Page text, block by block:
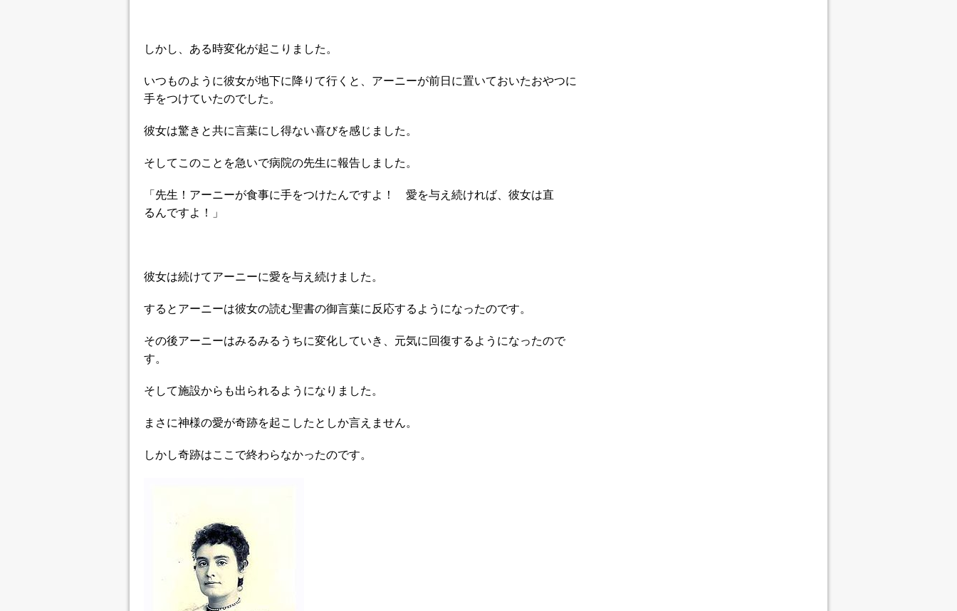
しかし、ある時変化が起こりました。
いつものように彼女が地下に降りて行くと、アーニーが前日に置いておいたおやつに
手をつけていたのでした。
彼女は驚きと共に言葉にし得ない喜びを感じました。
そしてこのことを急いで病院の先生に報告しました。
「先生！アーニーが食事に手をつけたんですよ！ 愛を与え続ければ、彼女は直
るんですよ！」
彼女は続けてアーニーに愛を与え続けました。
するとアーニーは彼女の読む聖書の御言葉に反応するようになったのです。
その後アーニーはみるみるうちに変化していき、元気に回復するようになったので
す。
そして施設からも出られるようになりました。
まさに神様の愛が奇跡を起こしたとしか言えません。
しかし奇跡はここで終わらなかったのです。